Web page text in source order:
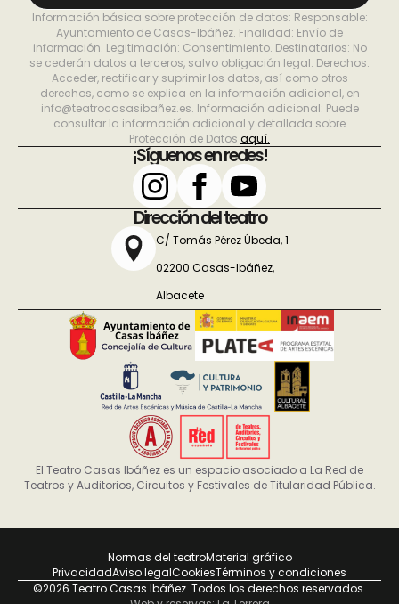
Información básica sobre protección de datos: Responsable:
Ayuntamiento de Casas-Ibáñez. Finalidad: Envío de
información. Legitimación: Consentimiento. Destinatarios: No
se cederán datos a terceros, salvo obligación legal. Derechos:
Acceder, rectificar y suprimir los datos, así como otros
derechos, como se explica en la información adicional, en
info@teatrocasasibañez.es. Información adicional: Puede
consultar la información adicional y detallada sobre
Protección de Datos aquí.
¡Síguenos en redes!
Dirección del teatro
C/ Tomás Pérez Úbeda, 1
02200 Casas-Ibáñez,
Albacete
El Teatro Casas Ibáñez es un espacio asociado a La Red de
Teatros y Auditorios, Circuitos y Festivales de Titularidad Pública.
Normas del teatroMaterial gráfico
PrivacidadAviso legalCookiesTérminos y condiciones
©2026 Teatro Casas Ibáñez. Todos los derechos reservados.